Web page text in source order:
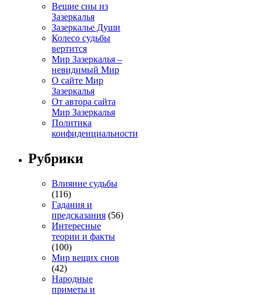
Вещие сны из
Зазеркалья
Зазеркалье Души
Колесо судьбы
вертится
Мир Зазеркалья –
невидимый Мир
О сайте Мир
Зазеркалья
От автора сайта
Мир Зазеркалья
Политика
конфиденциальности
Рубрики
Влияние судьбы
(116)
Гадания и
предсказания (56)
Интересные
теории и факты
(100)
Мир вещих снов
(42)
Народные
приметы и